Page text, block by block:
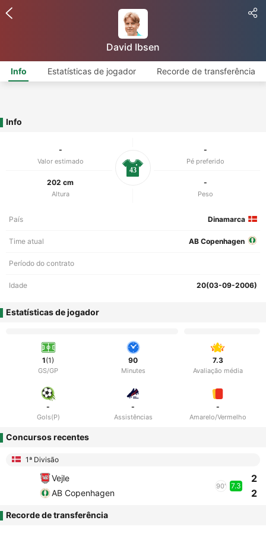
David Ibsen
Info Estatísticas de jogador Recorde de transferência
Info
-
Valor estimado
-
Pé preferido
202 cm
Altura
-
Peso
43
País Dinamarca
Time atual AB Copenhagen
Período do contrato
Idade 20(03-09-2006)
Estatísticas de jogador
1(1)
GS/GP
90
Minutes
7.3
Avaliação média
-
Gols(P)
-
Assistências
-
Amarelo/Vermelho
Concursos recentes
1ª Divisão
Vejle
AB Copenhagen
90' 7.3
2
2
Recorde de transferência